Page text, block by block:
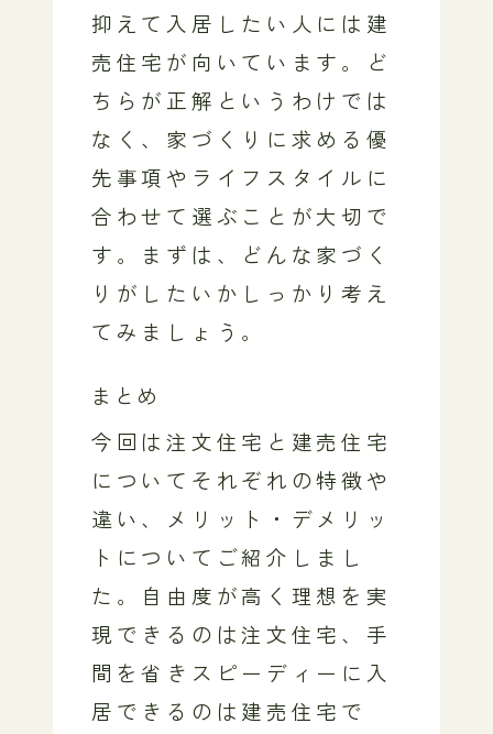
抑えて入居したい人には建
売住宅が向いています。ど
ちらが正解というわけでは
なく、家づくりに求める優
先事項やライフスタイルに
合わせて選ぶことが大切で
す。まずは、どんな家づく
りがしたいかしっかり考え
てみましょう。
まとめ
今回は注文住宅と建売住宅
についてそれぞれの特徴や
違い、メリット・デメリッ
トについてご紹介しまし
た。自由度が高く理想を実
現できるのは注文住宅、手
間を省きスピーディーに入
居できるのは建売住宅で